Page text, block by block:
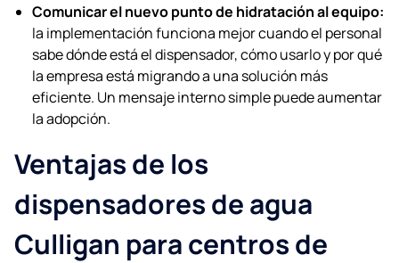
Comunicar el nuevo punto de hidratación al equipo:
la implementación funciona mejor cuando el personal
sabe dónde está el dispensador, cómo usarlo y por qué
la empresa está migrando a una solución más
eficiente. Un mensaje interno simple puede aumentar
la adopción.
Ventajas de los
dispensadores de agua
Culligan para centros de